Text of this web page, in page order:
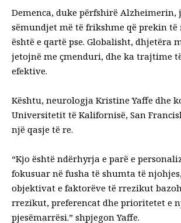
Demenca, duke përfshirë Alzheimerin,
sëmundjet më të frikshme që prekin
është e qartë pse. Globalisht, dhjetëra
jetojnë me çmenduri, dhe ka trajtime
efektive.
Kështu, neurologja Kristine Yaffe dhe
Universitetit të Kalifornisë, San
një qasje të re.
“Kjo është ndërhyrja e parë e
fokusuar në fusha të shumta të
objektivat e faktorëve të rrezikut
rrezikut, preferencat dhe prioritetet e
pjesëmarrësi.” shpjegon Yaffe.